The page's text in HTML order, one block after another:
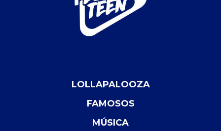
LOLLAPALOOZA
FAMOSOS
MÚSICA